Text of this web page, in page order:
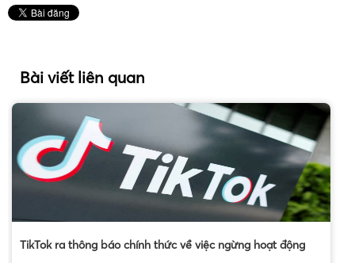
Bài viết liên quan
TikTok ra thông báo chính thức về việc ngừng hoạt động